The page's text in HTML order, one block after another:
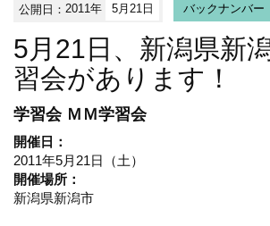
公開日：2011年 5月21日 バックナンバー
5月21日、新潟県新
習会があります！
学習会 ＭＭ学習会
開催日：
2011年5月21日（土）
開催場所：
新潟県新潟市